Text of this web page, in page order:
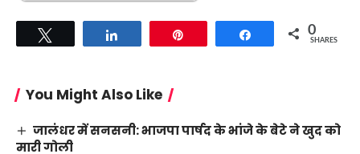
Share 0
SHARES
You Might Also Like
जालंधर में सनसनी: भाजपा पार्षद के भांजे के बेटे ने खुद को
मारी गोली